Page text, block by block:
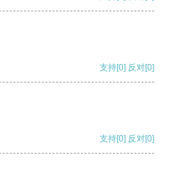
支持[0] 反对[0]
支持[0] 反对[0]